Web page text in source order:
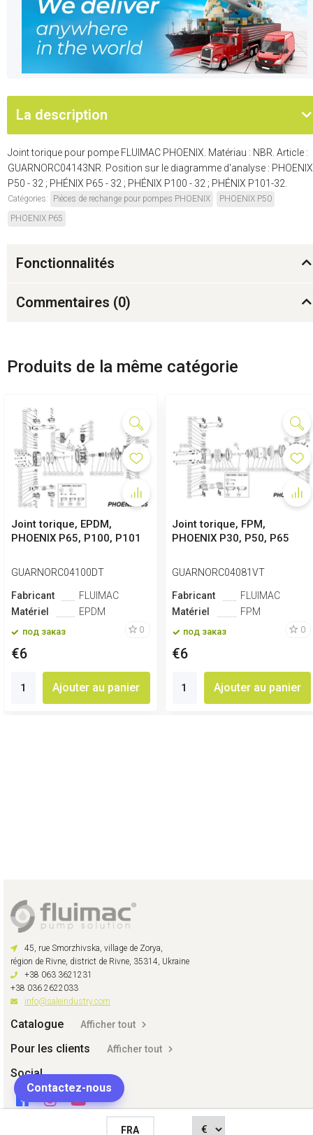
FRA
La description
Joint torique pour pompe FLUIMAC PHOENIX. Matériau : NBR. Article :
GUARNORC04143NR. Position sur le diagramme d'analyse : PHOENIX
P50 - 32 ; PHÉNIX P65 - 32 ; PHÉNIX P100 - 32 ; PHÉNIX P101-32.
Catégories: Pièces de rechange pour pompes PHOENIX
PHOENIX P50
PHOENIX P65
Fonctionnalités
Commentaires (0)
Produits de la même catégorie
Joint torique, EPDM,
PHOENIX P65, P100, P101
GUARNORC04100DT
Fabricant
FLUIMAC
Matériel
EPDM
под заказ 0
€6
Ajouter au panier
Joint torique, FPM,
PHOENIX P30, P50, P65
GUARNORC04081VT
Fabricant
FLUIMAC
Matériel
FPM
под заказ 0
€6
Ajouter au panier
45, rue Smorzhivska, village de Zorya,
région de Rivne, district de Rivne, 35314, Ukraine
+38 063 3621231
+38 036 2622033
info@saleindustry.com
Catalogue Afficher tout
Pour les clients Afficher tout
Social
Contactez-nous